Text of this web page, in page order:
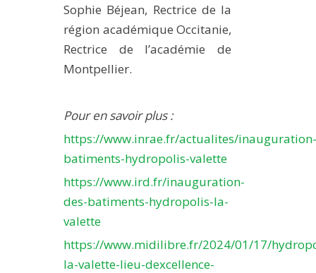
Sophie Béjean, Rectrice de la
région académique Occitanie,
Rectrice de l’académie de
Montpellier.
Pour en savoir plus :
https://www.inrae.fr/actualites/inauguration-
batiments-hydropolis-valette
https://www.ird.fr/inauguration-
des-batiments-hydropolis-la-
valette
https://www.midilibre.fr/2024/01/17/
la-valette-lieu-dexcellence-